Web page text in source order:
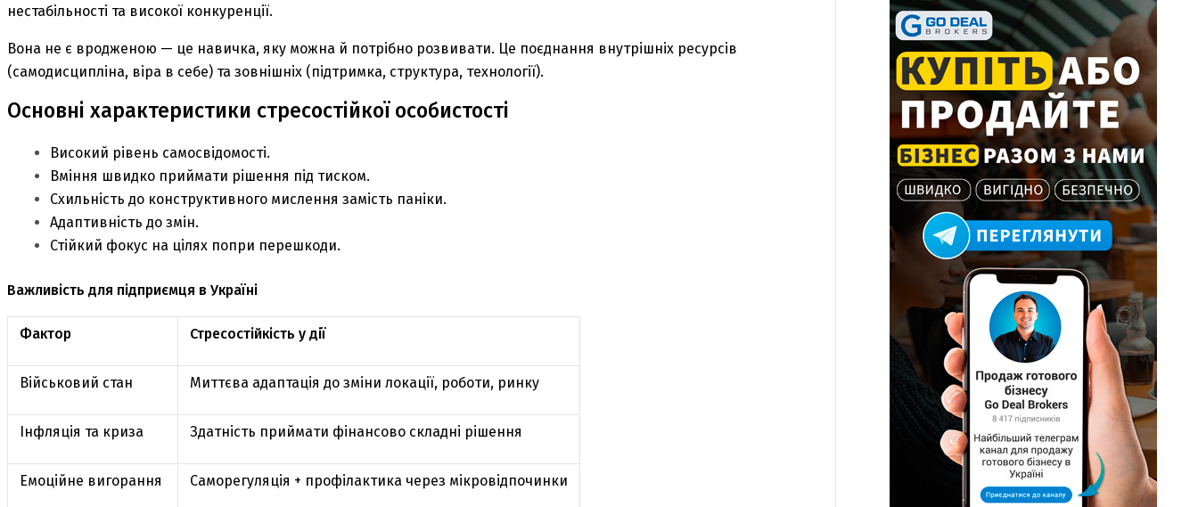
нестабільності та високої конкуренції.
Вона не є вродженою — це навичка, яку можна й потрібно розвивати. Це поєднання внутрішніх ресурсів
(самодисципліна, віра в себе) та зовнішніх (підтримка, структура, технології).
Основні характеристики стресостійкої особистості
Високий рівень самосвідомості.
Вміння швидко приймати рішення під тиском.
Схильність до конструктивного мислення замість паніки.
Адаптивність до змін.
Стійкий фокус на цілях попри перешкоди.
Важливість для підприємця в Україні
Фактор Стресостійкість у дії
Військовий стан Миттєва адаптація до зміни локації, роботи, ринку
Інфляція та криза Здатність приймати фінансово складні рішення
Емоційне вигорання Саморегуляція + профілактика через мікровідпочинки